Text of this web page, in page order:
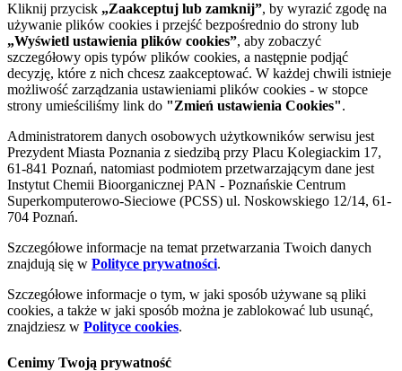
Kliknij przycisk „Zaakceptuj lub zamknij”, by wyrazić zgodę na
używanie plików cookies i przejść bezpośrednio do strony lub
„Wyświetl ustawienia plików cookies”, aby zobaczyć
szczegółowy opis typów plików cookies, a następnie podjąć
decyzję, które z nich chcesz zaakceptować. W każdej chwili istnieje
możliwość zarządzania ustawieniami plików cookies - w stopce
strony umieściliśmy link do "Zmień ustawienia Cookies".
Administratorem danych osobowych użytkowników serwisu jest
Prezydent Miasta Poznania z siedzibą przy Placu Kolegiackim 17,
61-841 Poznań, natomiast podmiotem przetwarzającym dane jest
Instytut Chemii Bioorganicznej PAN - Poznańskie Centrum
Superkomputerowo-Sieciowe (PCSS) ul. Noskowskiego 12/14, 61-
704 Poznań.
Szczegółowe informacje na temat przetwarzania Twoich danych
znajdują się w Polityce prywatności.
Szczegółowe informacje o tym, w jaki sposób używane są pliki
cookies, a także w jaki sposób można je zablokować lub usunąć,
znajdziesz w Polityce cookies.
Cenimy Twoją prywatność